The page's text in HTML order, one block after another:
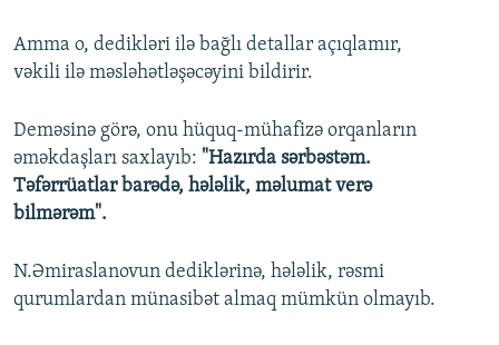
Amma o, dedikləri ilə bağlı detallar açıqlamır,
vəkili ilə məsləhətləşəcəyini bildirir.
Deməsinə görə, onu hüquq-mühafizə orqanların
əməkdaşları saxlayıb: "Hazırda sərbəstəm.
Təfərrüatlar barədə, hələlik, məlumat verə
bilmərəm".
N.Əmiraslanovun dediklərinə, hələlik, rəsmi
qurumlardan münasibət almaq mümkün olmayıb.